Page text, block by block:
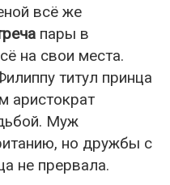
всё же
пары в
на свои места.
титул принца
аристократ
Муж
но дружбы с
не прервала.